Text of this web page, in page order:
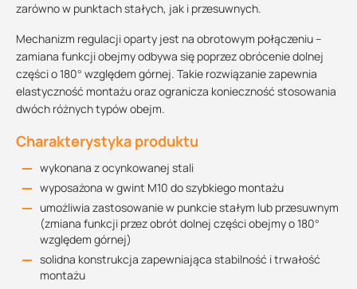
zarówno w punktach stałych, jak i przesuwnych.
Mechanizm regulacji oparty jest na obrotowym połączeniu –
zamiana funkcji obejmy odbywa się poprzez obrócenie dolnej
części o 180° względem górnej. Takie rozwiązanie zapewnia
elastyczność montażu oraz ogranicza konieczność stosowania
dwóch różnych typów obejm.
Charakterystyka produktu
wykonana z ocynkowanej stali
wyposażona w gwint M10 do szybkiego montażu
umożliwia zastosowanie w punkcie stałym lub przesuwnym
(zmiana funkcji przez obrót dolnej części obejmy o 180°
względem górnej)
solidna konstrukcja zapewniająca stabilność i trwałość
montażu